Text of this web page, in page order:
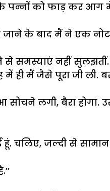
पन्नों को फाड़ कर आग
जाने के बाद मैं ने एक
नहीं सुलझतीं.
ही मैं जैसे पूरा जी ली.
लगी, बैरा होगा.
जल्दी से सामान